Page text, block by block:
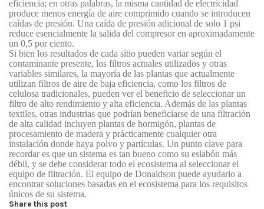
eficiencia; en otras palabras, la misma cantidad de electricidad
produce menos energía de aire comprimido cuando se introducen
caídas de presión. Una caída de presión adicional de solo 1 psi
reduce esencialmente la salida del compresor en aproximadamente
un 0,5 por ciento.
Si bien los resultados de cada sitio pueden variar según el
contaminante presente, los filtros actuales utilizados y otras
variables similares, la mayoría de las plantas que actualmente
utilizan filtros de aire de baja eficiencia, como los filtros de
celulosa tradicionales, pueden ver el beneficio de seleccionar un
filtro de alto rendimiento y alta eficiencia. Además de las plantas
textiles, otras industrias que podrían beneficiarse de una filtración
de alta calidad incluyen plantas de hormigón, plantas de
procesamiento de madera y prácticamente cualquier otra
instalación donde haya polvo y partículas. Un punto clave para
recordar es que un sistema es tan bueno como su eslabón más
débil, y se debe considerar todo el ecosistema al seleccionar el
equipo de filtración. El equipo de Donaldson puede ayudarlo a
encontrar soluciones basadas en el ecosistema para los requisitos
únicos de su sistema.
Share this post